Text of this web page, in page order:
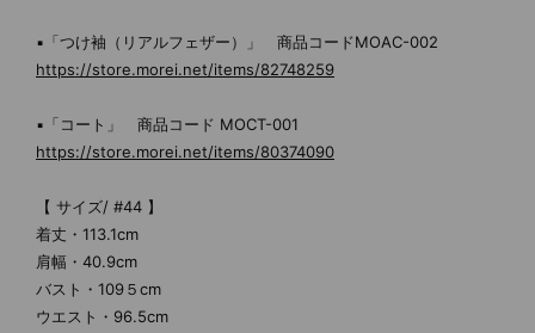
▪「つけ袖（リアルフェザー）」 商品コードMOAC-002
https://store.morei.net/items/82748259
▪「コート」 商品コード MOCT-001
https://store.morei.net/items/80374090
【 サイズ/ #44 】
着丈・113.1cm
肩幅・40.9cm
バスト・109５cm
ウエスト・96.5cm